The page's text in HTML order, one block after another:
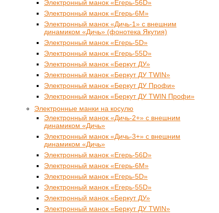
Электронный манок «Егерь-56D»
Электронный манок «Егерь-6М»
Электронный манок «Дичь-1» с внешним
динамиком «Дичь» (фонотека Якутия)
Электронный манок «Егерь-5D»
Электронный манок «Егерь-55D»
Электронный манок «Беркут ДУ»
Электронный манок «Беркут ДУ TWIN»
Электронный манок «Беркут ДУ Профи»
Электронный манок «Беркут ДУ TWIN Профи»
Электронные манки на косулю
Электронный манок «Дичь-2+» с внешним
динамиком «Дичь»
Электронный манок «Дичь-3+» с внешним
динамиком «Дичь»
Электронный манок «Егерь-56D»
Электронный манок «Егерь-6М»
Электронный манок «Егерь-5D»
Электронный манок «Егерь-55D»
Электронный манок «Беркут ДУ»
Электронный манок «Беркут ДУ TWIN»